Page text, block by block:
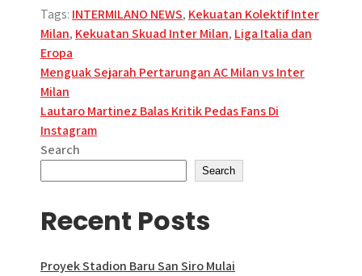
Tags: INTERMILANO NEWS, Kekuatan Kolektif Inter
Milan, Kekuatan Skuad Inter Milan, Liga Italia dan
Eropa
Post
navigation
Menguak Sejarah Pertarungan AC Milan vs Inter
Milan
Lautaro Martinez Balas Kritik Pedas Fans Di
Instagram
Search
Search
Recent Posts
Proyek Stadion Baru San Siro Mulai